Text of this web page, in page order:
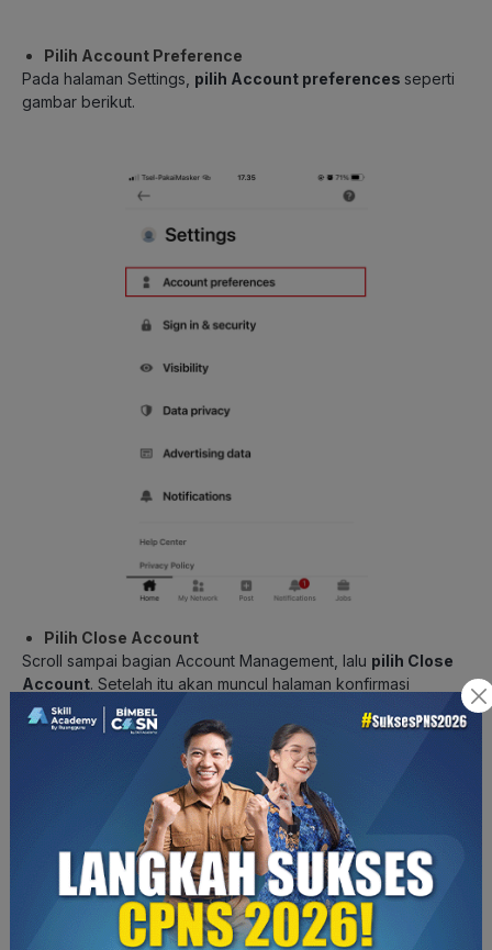
Pilih Account Preference
Pada halaman Settings, pilih Account preferences seperti
gambar berikut.
Pilih Close Account
Scroll sampai bagian Account Management, lalu pilih Close
Account. Setelah itu akan muncul halaman konfirmasi
penghapusan akun,
klik Continue